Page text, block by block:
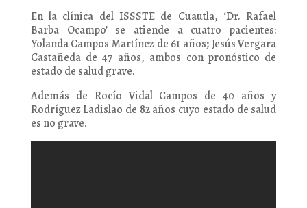
En la clínica del ISSSTE de Cuautla, ‘Dr. Rafael
Barba Ocampo’ se atiende a cuatro pacientes:
Yolanda Campos Martínez de 61 años; Jesús Vergara
Castañeda de 47 años, ambos con pronóstico de
estado de salud grave.
Además de Rocío Vidal Campos de 40 años y
Rodríguez Ladislao de 82 años cuyo estado de salud
es no grave.